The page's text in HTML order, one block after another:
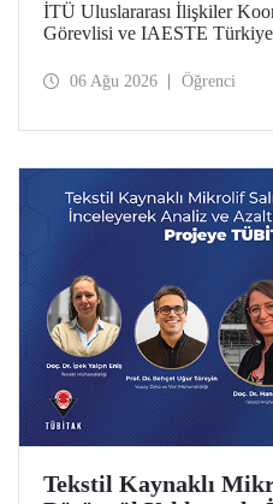
İTÜ Uluslararası İlişkiler
Görevlisi ve IAESTE
Temmuz tarihlerinde ABD’de
06 Ağu 2026 Öğrenci
Tekstil Kaynaklı